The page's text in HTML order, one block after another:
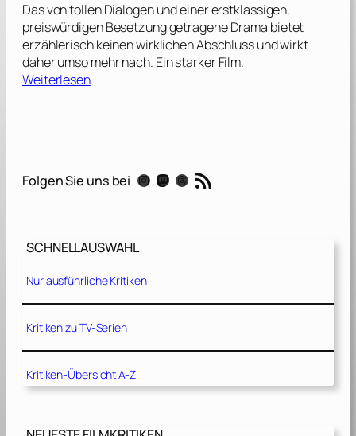
Das von tollen Dialogen und einer erstklassigen,
preiswürdigen Besetzung getragene Drama bietet
erzählerisch keinen wirklichen Abschluss und wirkt
daher umso mehr nach. Ein starker Film.
Weiterlesen:
h
z
m
m
e
2
0
3
Folgen Sie uns bei Instagram Mastodon Threads RSS-Feed
SCHNELLAUSWAHL
Nur ausführliche Kritiken
Kritiken zu TV-Serien
Kritiken-Übersicht A-Z